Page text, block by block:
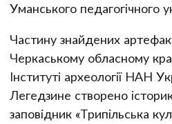
Уманського педагогічного
Частину знайдених
Черкаському обласному
Інституті археології НАН
Легедзине створено
заповідник «Трипільська